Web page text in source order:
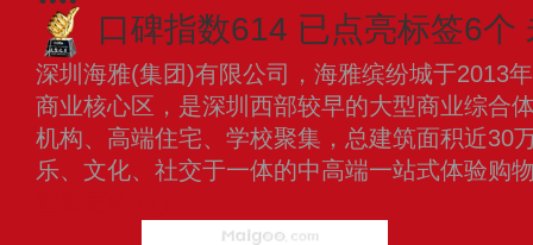
口碑指数614 已点亮标签6个
深圳海雅(集团)有限公司，海雅缤纷城于2013
商业核心区，是深圳西部较早的大型商业综合
机构、高端住宅、学校聚集，总建筑面积近30
乐、文化、社交于一体的中高端一站式体验购